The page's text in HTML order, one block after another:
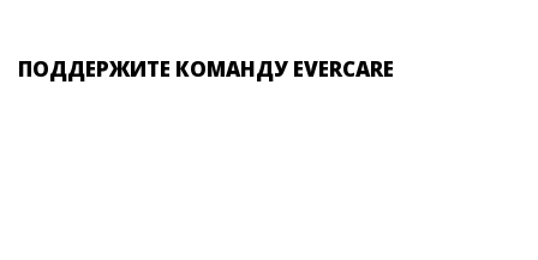
ПОДДЕРЖИТЕ КОМАНДУ EVERCARE